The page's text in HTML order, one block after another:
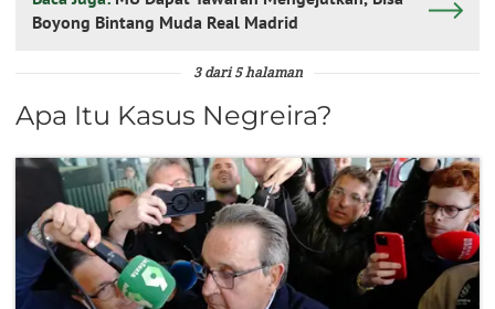
Boyong Bintang Muda Real Madrid
3 dari 5 halaman
Apa Itu Kasus Negreira?